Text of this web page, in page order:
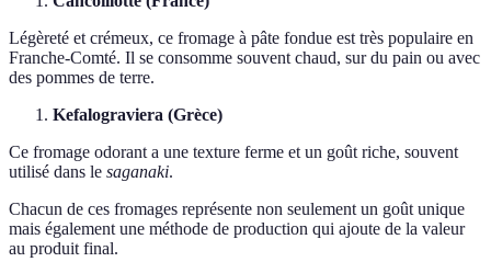
Légèreté et crémeux, ce fromage à pâte fondue est très populaire en
Franche-Comté. Il se consomme souvent chaud, sur du pain ou avec
des pommes de terre.
Kefalograviera (Grèce)
Ce fromage odorant a une texture ferme et un goût riche, souvent
utilisé dans le saganaki.
Chacun de ces fromages représente non seulement un goût unique
mais également une méthode de production qui ajoute de la valeur
au produit final.